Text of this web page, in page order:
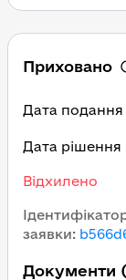
Приховано
Дата подання
Дата рішення
Відхилено
заявки:
Документи